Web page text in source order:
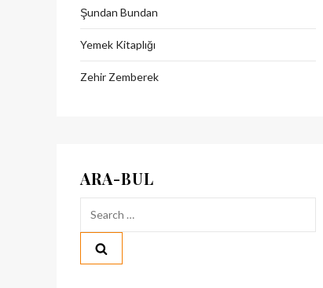
Şundan Bundan
Yemek Kitaplığı
Zehir Zemberek
ARA-BUL